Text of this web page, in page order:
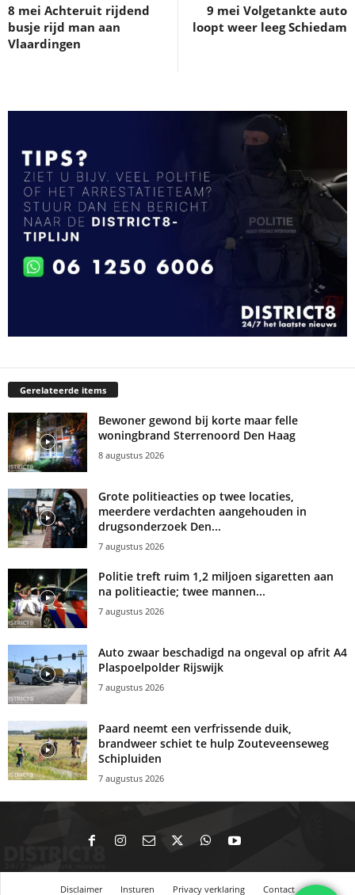
8 mei Achteruit rijdend
busje rijd man aan
Vlaardingen
9 mei Volgetankte auto
loopt weer leeg Schiedam
Gerelateerde items
Bewoner gewond bij korte maar felle
woningbrand Sterrenoord Den Haag
8 augustus 2026
Grote politieacties op twee locaties,
meerdere verdachten aangehouden in
drugsonderzoek Den...
7 augustus 2026
Politie treft ruim 1,2 miljoen sigaretten aan
na politieactie; twee mannen...
7 augustus 2026
Auto zwaar beschadigd na ongeval op afrit A4
Plaspoelpolder Rijswijk
7 augustus 2026
Paard neemt een verfrissende duik,
brandweer schiet te hulp Zouteveenseweg
Schipluiden
7 augustus 2026
Disclaimer Insturen Privacy verklaring Contact